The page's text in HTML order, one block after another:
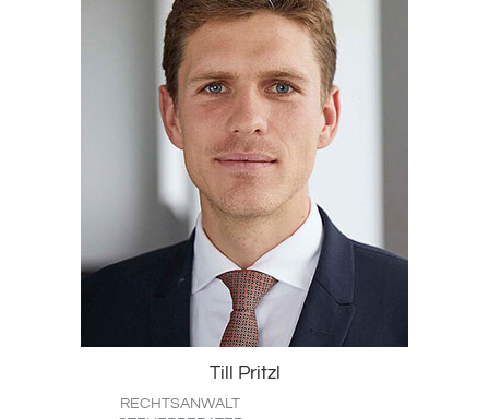
Till Pritzl
RECHTSANWALT